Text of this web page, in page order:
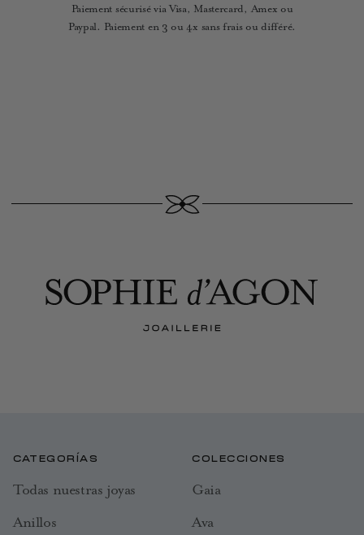
Paiement sécurisé via Visa, Mastercard, Amex ou
Paypal. Paiement en 3 ou 4x sans frais ou différé.
CATEGORÍAS
Todas nuestras joyas
Anillos
COLECCIONES
Gaia
Ava